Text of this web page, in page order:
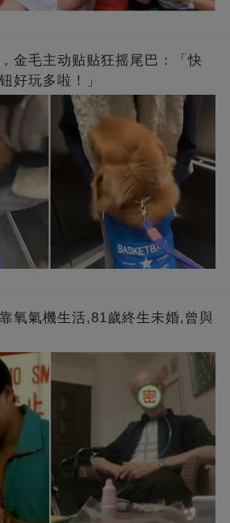
金毛主动贴贴狂摇尾巴：「快
好玩多啦！」
氧氣機生活,81歲終生未婚,曾與